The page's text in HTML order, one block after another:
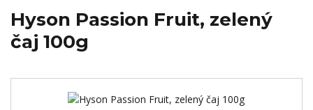
Hyson Passion Fruit, zelený
čaj 100g